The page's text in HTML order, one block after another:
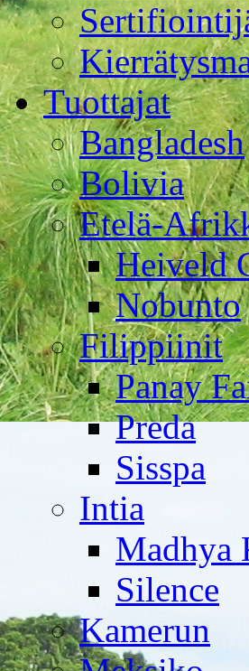
Tuottajat
Bangladesh
Bolivia
Etelä-
Heiveld
Nobunto
Filippiinit
Panay
Preda
Sisspa
Intia
Madhya
Silence
Kamerun